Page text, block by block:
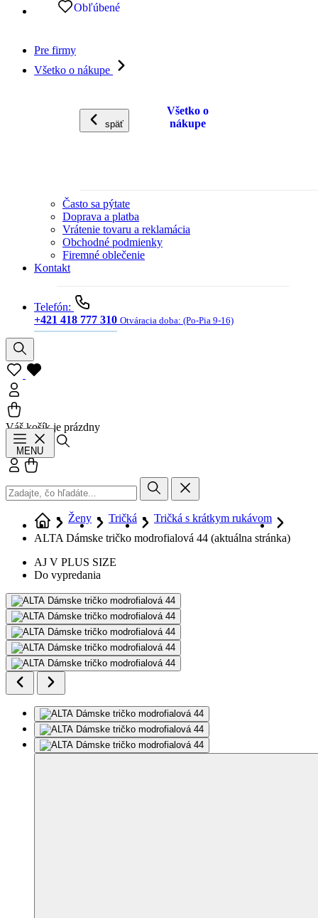
Obľúbené
Pre firmy
Všetko o nákupe
späť
Všetko o
nákupe
Často sa pýtate
Doprava a platba
Vrátenie tovaru a reklamácia
Obchodné podmienky
Firemné oblečenie
Kontakt
Telefón:
+421 418 777 310 Otváracia doba: (Po-Pia 9-16)
Váš košík je prázdny
MENU
Prihlásiť sa
Ženy Tričká
Tričká s krátkym rukávom
ALTA Dámske tričko modrofialová 44 (aktuálna stránka)
AJ V PLUS SIZE
Do vypredania